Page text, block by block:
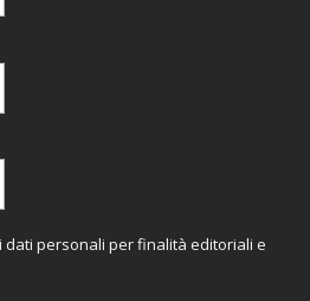
personali per finalità editoriali e